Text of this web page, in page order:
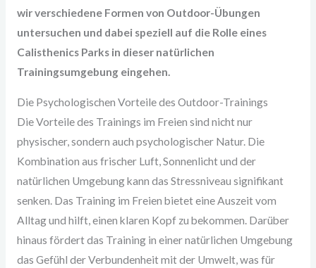
wir verschiedene Formen von Outdoor-Übungen
untersuchen und dabei speziell auf die Rolle eines
Calisthenics Parks in dieser natürlichen
Trainingsumgebung eingehen.
Die Psychologischen Vorteile des Outdoor-Trainings
Die Vorteile des Trainings im Freien sind nicht nur
physischer, sondern auch psychologischer Natur. Die
Kombination aus frischer Luft, Sonnenlicht und der
natürlichen Umgebung kann das Stressniveau signifikant
senken. Das Training im Freien bietet eine Auszeit vom
Alltag und hilft, einen klaren Kopf zu bekommen. Darüber
hinaus fördert das Training in einer natürlichen Umgebung
das Gefühl der Verbundenheit mit der Umwelt, was für